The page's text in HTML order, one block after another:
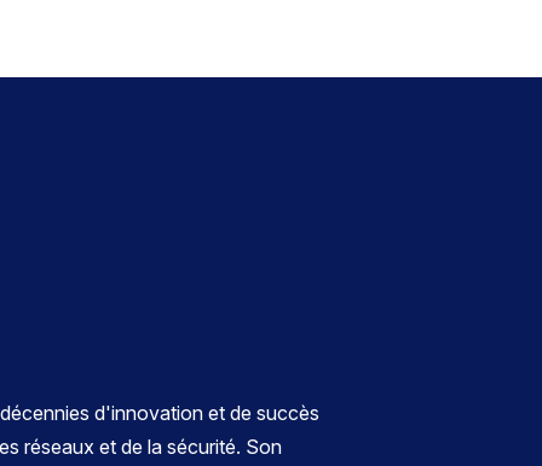
d'innovation et de succès
réseaux et de la sécurité. Son